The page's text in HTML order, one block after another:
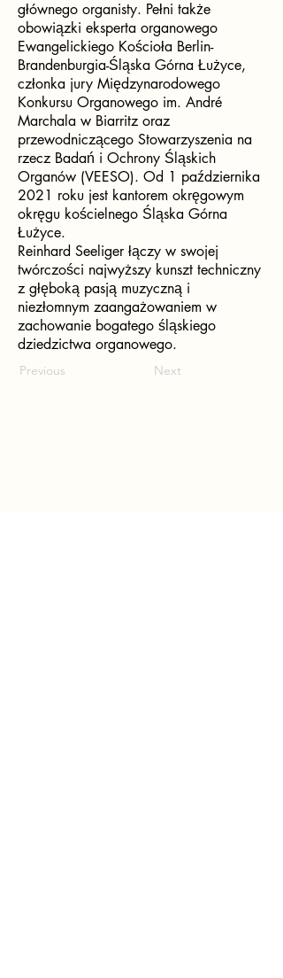
głównego organisty. Pełni także
obowiązki eksperta organowego
Ewangelickiego Kościoła Berlin-
Brandenburgia-Śląska Górna Łużyce,
członka jury Międzynarodowego
Konkursu Organowego im. André
Marchala w Biarritz oraz
przewodniczącego Stowarzyszenia na
rzecz Badań i Ochrony Śląskich
Organów (VEESO). Od 1 października
2021 roku jest kantorem okręgowym
okręgu kościelnego Śląska Górna
Łużyce.
Reinhard Seeliger łączy w swojej
twórczości najwyższy kunszt techniczny
z głęboką pasją muzyczną i
niezłomnym zaangażowaniem w
zachowanie bogatego śląskiego
dziedzictwa organowego.
Previous Next